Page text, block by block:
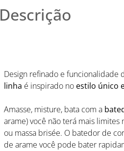
Descrição
Design refinado e funcionalidade
linha é inspirado no estilo único
Amasse, misture, bata com a
arame) você não terá mais limites
ou massa brisée. O batedor de
de arame você pode bater